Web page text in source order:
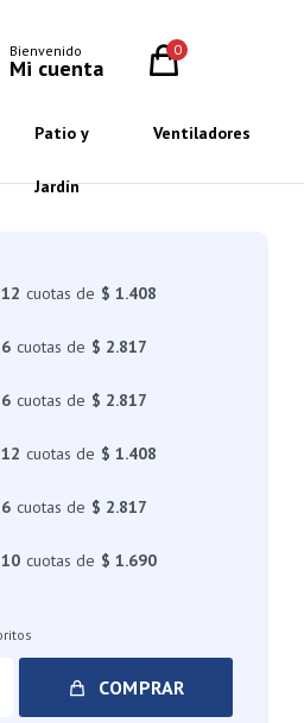
Patio y
Jardín
Ventiladores
0
12 cuotas de $ 1.408
6 cuotas de $ 2.817
6 cuotas de $ 2.817
12 cuotas de $ 1.408
6 cuotas de $ 2.817
10 cuotas de $ 1.690
COMPRAR